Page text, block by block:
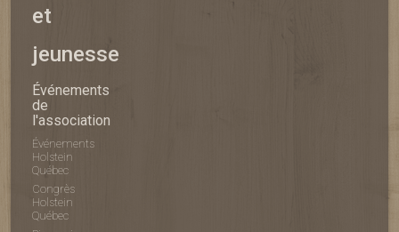
et
jeunesse
Événements
de
l'association
Événements
Holstein
Québec
Congrès
Holstein
Québec